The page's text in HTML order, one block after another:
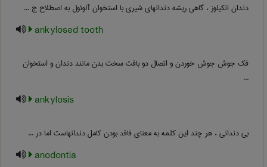
دندان انکیلوز ، گاهی ریشه دندانهای شیری با استخوان آلوئول به اصطلاح ج ...
ankylosed tooth
فک جوش جوش خوردن و اتصال دو بافت سخت بدن مانند دندان و استخوان
...
ankylosis
بی دندانی ، هر چند این کلمه به معنای فاقد بودن کامل دندانهاست اما در ...
anodontia